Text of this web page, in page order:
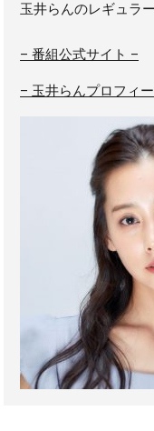
玉井らんのレギュラ
– 番組公式サイト –
– 玉井らんプロフィ